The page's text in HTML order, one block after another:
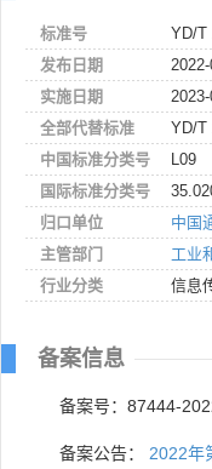
标准号
YD/T
发布日期
实施日期
2023-
全部代替标准
YD/T
中国标准分类号
L09
国际标准分类号
归口单位
中国
主管部门
工业
行业分类
信息
备案信息
备案号：87444-
备案公告： 2022年